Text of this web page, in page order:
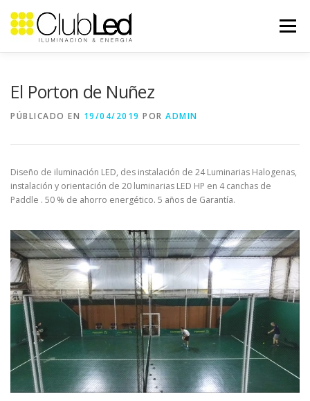
contenido
Menú
El Porton de Nuñez
PÚBLICADO EN 19/04/2019 POR ADMIN
Diseño de iluminación LED, des instalación de 24 Luminarias Halogenas,
instalación y orientación de 20 luminarias LED HP en 4 canchas de
Paddle . 50 % de ahorro energético. 5 años de Garantía.